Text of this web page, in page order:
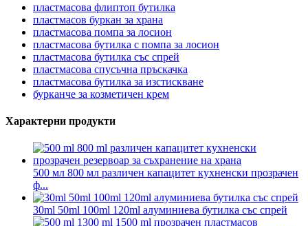
пластмасова флиптоп бутилка
пластмасов буркан за храна
пластмасова помпа за лосион
пластмасова бутилка с помпа за лосион
пластмасова бутилка със спрей
пластмасова спусъчна пръскачка
пластмасова бутилка за изстискване
бурканче за козметичен крем
Характерни продукти
500 мл 800 мл различен капацитет кухненски прозрачен
ф...
30ml 50ml 100ml 120ml алуминиева бутилка със спрей